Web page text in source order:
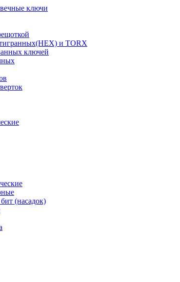
ключи
и TORX
ключей
(насадок)